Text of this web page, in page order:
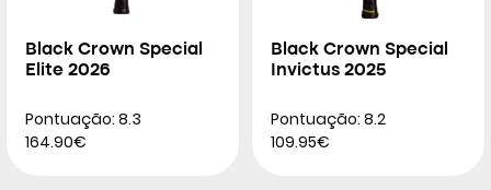
Black Crown Special
Elite 2026
Pontuação: 8.3
164.90€
Black Crown Special
Invictus 2025
Pontuação: 8.2
109.95€